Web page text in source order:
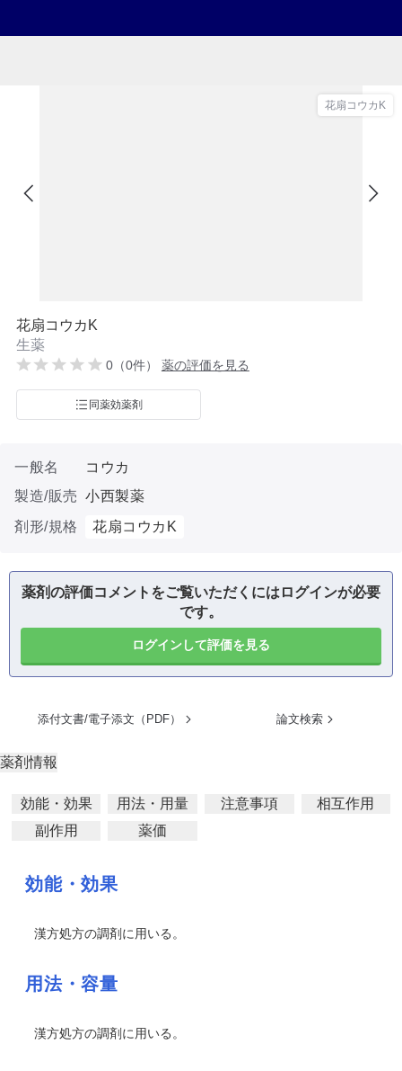
花扇コウカK
花扇コウカK
生薬
0（0件） 薬の評価を見る
同薬効薬剤
一般名
コウカ
製造/販売 小西製薬
剤形/規格
花扇コウカK
薬剤の評価コメントをご覧いただくにはログインが必要
です。
ログインして評価を見る
添付文書/電子添文（PDF） 論文検索
薬剤情報
効能・効果 用法・用量 注意事項
相互作用
副作用
薬価
効能・効果
漢方処方の調剤に用いる。
用法・容量
漢方処方の調剤に用いる。